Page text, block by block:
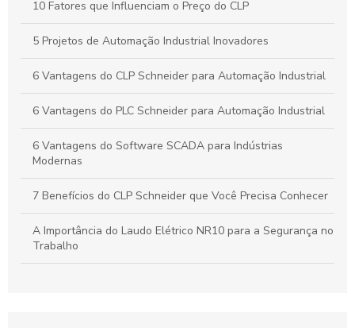
10 Fatores que Influenciam o Preço do CLP
5 Projetos de Automação Industrial Inovadores
6 Vantagens do CLP Schneider para Automação Industrial
6 Vantagens do PLC Schneider para Automação Industrial
6 Vantagens do Software SCADA para Indústrias
Modernas
7 Benefícios do CLP Schneider que Você Precisa Conhecer
A Importância do Laudo Elétrico NR10 para a Segurança no
Trabalho